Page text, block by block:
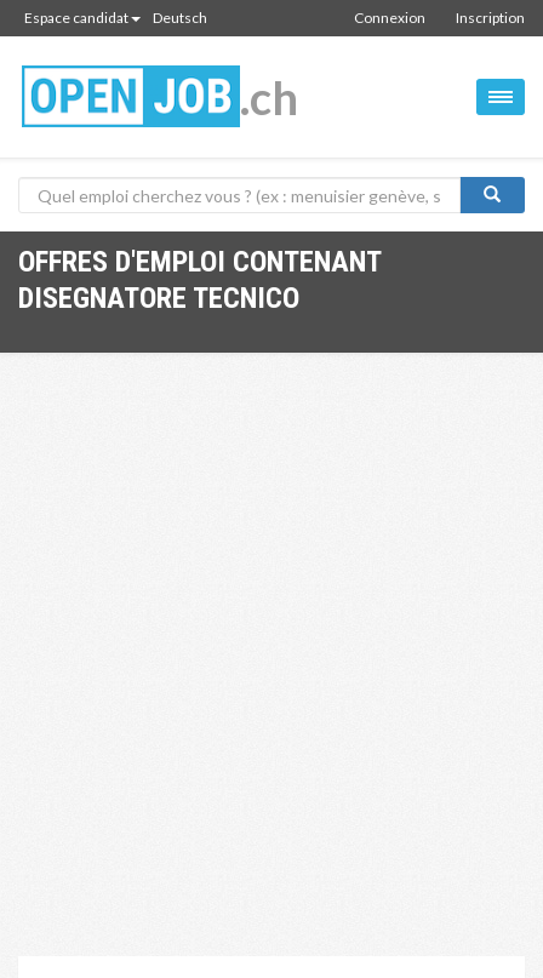
Espace candidat Deutsch Inscription
Connexion
.ch
OFFRES D'EMPLOI CONTENANT
DISEGNATORE TECNICO